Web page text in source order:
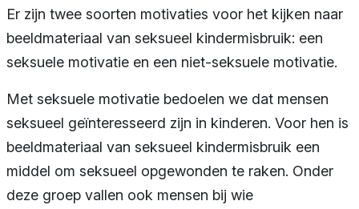
Er zijn twee soorten motivaties voor het kijken naar
beeldmateriaal van seksueel kindermisbruik: een
seksuele motivatie en een niet-seksuele motivatie.
Met seksuele motivatie bedoelen we dat mensen
seksueel geïnteresseerd zijn in kinderen. Voor hen is
beeldmateriaal van seksueel kindermisbruik een
middel om seksueel opgewonden te raken. Onder
deze groep vallen ook mensen bij wie